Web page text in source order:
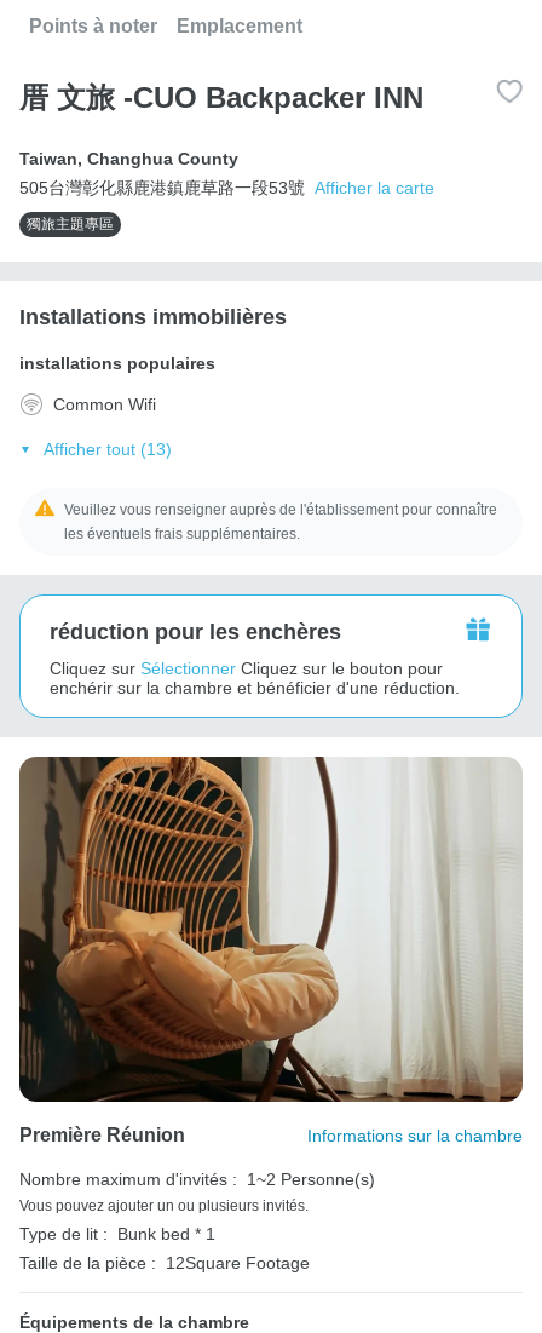
Points à noter Emplacement
厝 文旅 -CUO Backpacker INN
Taiwan, Changhua County
505台灣彰化縣鹿港鎮鹿草路一段53號 Afficher la carte
獨旅主題專區
Installations immobilières
installations populaires
Common Wifi
Afficher tout (13)
Veuillez vous renseigner auprès de l'établissement pour connaître
les éventuels frais supplémentaires.
réduction pour les enchères
Cliquez sur Sélectionner Cliquez sur le bouton pour
enchérir sur la chambre et bénéficier d'une réduction.
Première Réunion Informations sur la chambre
Nombre maximum d'invités : 1~2 Personne(s)
Vous pouvez ajouter un ou plusieurs invités.
Type de lit :
Bunk bed * 1
Taille de la pièce :
12Square Footage
Équipements de la chambre